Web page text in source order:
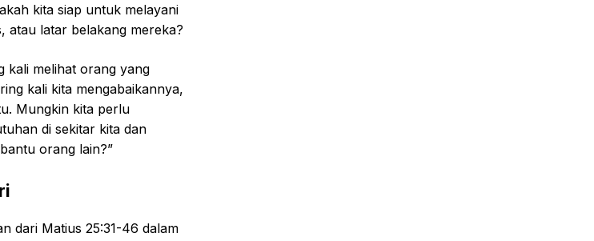
kita siap untuk melayani
atau latar belakang mereka?
kali melihat orang yang
kali kita mengabaikannya,
Mungkin kita perlu
di sekitar kita dan
orang lain?”
dari Matius 25:31-46 dalam